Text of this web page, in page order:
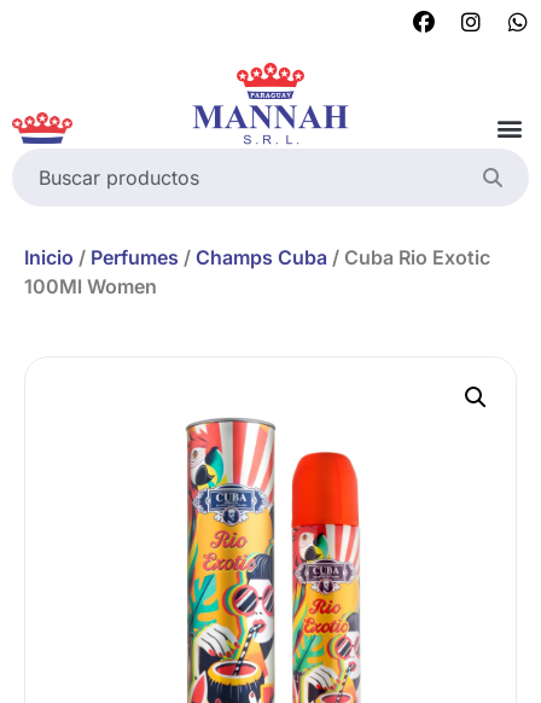
Inicio / Perfumes / Champs Cuba / Cuba Rio Exotic
100Ml Women